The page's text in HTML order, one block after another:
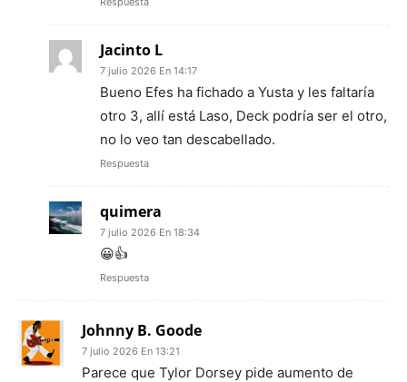
Jacinto L
7 julio 2026 En 14:17
Bueno Efes ha fichado a Yusta y les faltaría
otro 3, allí está Laso, Deck podría ser el otro,
no lo veo tan descabellado.
Respuesta
quimera
7 julio 2026 En 18:34
😀👍
Respuesta
Johnny B. Goode
7 julio 2026 En 13:21
Parece que Tylor Dorsey pide aumento de